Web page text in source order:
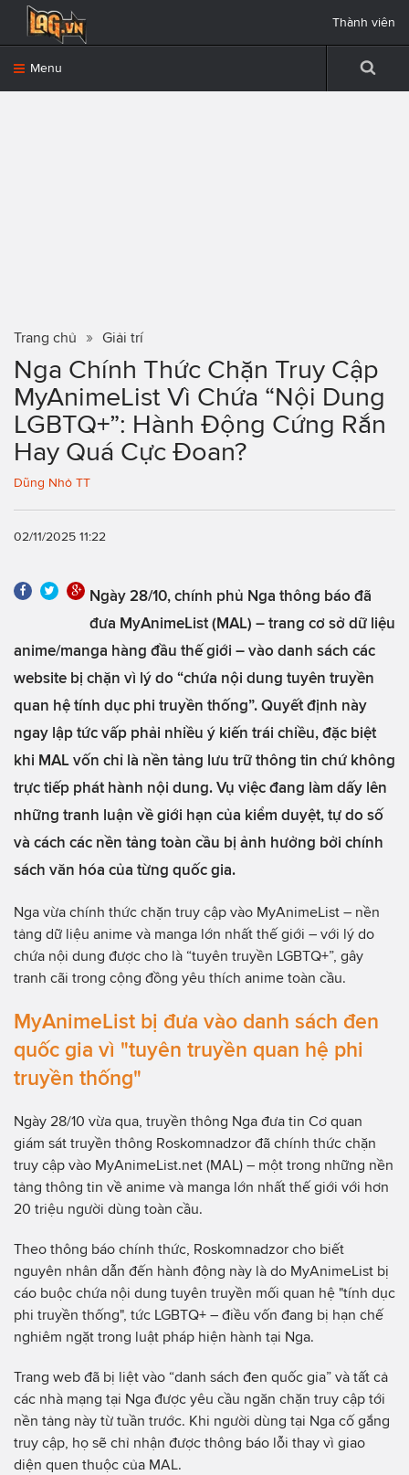
Menu
Thành viên
Trang chủ Giải trí
Nga Chính Thức Chặn Truy Cập
MyAnimeList Vì Chứa “Nội Dung
LGBTQ+”: Hành Động Cứng Rắn
Hay Quá Cực Đoan?
Dũng Nhỏ TT
02/11/2025 11:22
Ngày 28/10, chính phủ Nga thông báo đã
đưa MyAnimeList (MAL) – trang cơ sở dữ liệu
anime/manga hàng đầu thế giới – vào danh sách các
website bị chặn vì lý do “chứa nội dung tuyên truyền
quan hệ tính dục phi truyền thống”. Quyết định này
ngay lập tức vấp phải nhiều ý kiến trái chiều, đặc biệt
khi MAL vốn chỉ là nền tảng lưu trữ thông tin chứ không
trực tiếp phát hành nội dung. Vụ việc đang làm dấy lên
những tranh luận về giới hạn của kiểm duyệt, tự do số
và cách các nền tảng toàn cầu bị ảnh hưởng bởi chính
sách văn hóa của từng quốc gia.
Nga vừa chính thức chặn truy cập vào MyAnimeList – nền
tảng dữ liệu anime và manga lớn nhất thế giới – với lý do
chứa nội dung được cho là “tuyên truyền LGBTQ+”, gây
tranh cãi trong cộng đồng yêu thích anime toàn cầu.
MyAnimeList bị đưa vào danh sách đen
quốc gia vì "tuyên truyền quan hệ phi
truyền thống"
Ngày 28/10 vừa qua, truyền thông Nga đưa tin Cơ quan
giám sát truyền thông Roskomnadzor đã chính thức chặn
truy cập vào MyAnimeList.net (MAL) – một trong những nền
tảng thông tin về anime và manga lớn nhất thế giới với hơn
20 triệu người dùng toàn cầu.
Theo thông báo chính thức, Roskomnadzor cho biết
nguyên nhân dẫn đến hành động này là do MyAnimeList bị
cáo buộc chứa nội dung tuyên truyền mối quan hệ "tính dục
phi truyền thống", tức LGBTQ+ – điều vốn đang bị hạn chế
nghiêm ngặt trong luật pháp hiện hành tại Nga.
Trang web đã bị liệt vào “danh sách đen quốc gia” và tất cả
các nhà mạng tại Nga được yêu cầu ngăn chặn truy cập tới
nền tảng này từ tuần trước. Khi người dùng tại Nga cố gắng
truy cập, họ sẽ chỉ nhận được thông báo lỗi thay vì giao
diện quen thuộc của MAL.